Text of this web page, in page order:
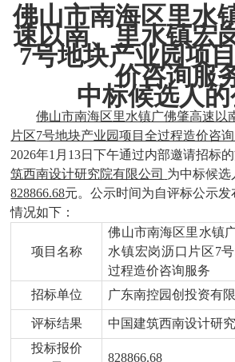
佛山市南海区里水
速以南、里水镇宏
7号地块产业园项
价咨询服
中标候选人的
佛山市南海区里水镇广佛肇高速以
片区7号地块产业园项目全过程造价咨
2026年1月13日下午通过内部邀请招标
筑西南设计研究院有限公司 为中标候选
828866.68元。公示时间为自评标公示发
情况如下：
项目名称
佛山市南海区里水镇
水镇宏岗沥口片区7
过程造价咨询服务
招标单位
广东南控园创投资有
评标结果
中国建筑西南设计研
投标报价
828866.68